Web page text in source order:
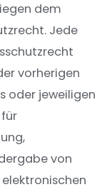
dem
Jede
vorherigen
oder jeweiligen
von